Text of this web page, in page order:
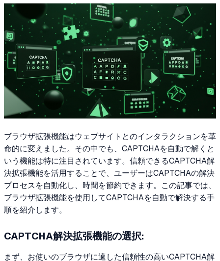
ブラウザ拡張機能はウェブサイトとのインタラクションを革
命的に変えました。その中でも、CAPTCHAを自動で解くと
いう機能は特に注目されています。信頼できるCAPTCHA解
決拡張機能を活用することで、ユーザーはCAPTCHAの解決
プロセスを自動化し、時間を節約できます。この記事では、
ブラウザ拡張機能を使用してCAPTCHAを自動で解決する手
順を紹介します。
CAPTCHA解決拡張機能の選択:
まず、お使いのブラウザに適した信頼性の高いCAPTCHA解